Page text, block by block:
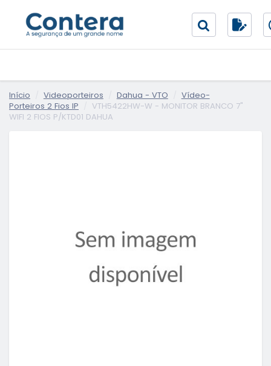
Início Videoporteiros Dahua - VTO
Vídeo-
Porteiros 2 Fios IP
VTH5422HW-W - MONITOR BRANCO 7"
WIFI 2 FIOS P/KTD01 DAHUA